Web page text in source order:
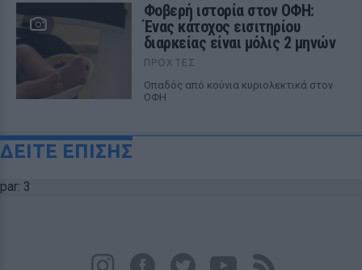
Φοβερή ιστορία στον ΟΦΗ:
Ένας κάτοχος εισιτηρίου
διαρκείας είναι μόλις 2 μηνών
ΠΡΟΧΤΈΣ
Οπαδός από κούνια κυριολεκτικά στον
ΟΦΗ
ΔΕΙΤΕ ΕΠΙΣΗΣ
par: 3